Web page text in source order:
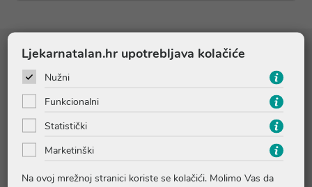
Sastojci
WATER (AQUA). CAPRYLIC/CAPRIC TRIGLYCERIDE. GLYCERIN.
CETEARYL ALCOHOL. NIACINAMIDE. 10-HYDROXYDECENOIC
ACID. AVENA SATIVA (OAT) LEAF/STEM EXTRACT (AVENA
SATIVA LEAF/STEM EXTRACT). BENZOIC ACID. CAPRYLYL
GLYCOL. CETEARYL GLUCOSIDE. CETYL ALCOHOL. GLYCERYL
STEARATE. HELIANTHUS ANNUUS (SUNFLOWER) SEED OIL
Ljekarnatalan.hr upotrebljava kolačiće
Nužni
Funkcionalni
Statistički
Marketinški
Na ovoj mrežnoj stranici koriste se kolačići. Molimo Vas da